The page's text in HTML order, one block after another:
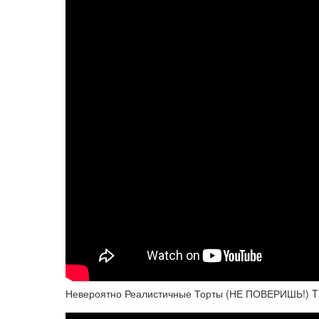
Невероятно Реалистичные Торты (НЕ ПОВЕРИШЬ!)